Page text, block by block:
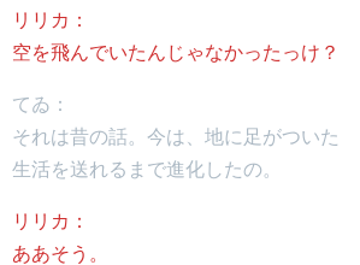
リリカ：
空を飛んでいたんじゃなかったっけ？
てゐ：
それは昔の話。今は、地に足がついた
生活を送れるまで進化したの。
リリカ：
ああそう。